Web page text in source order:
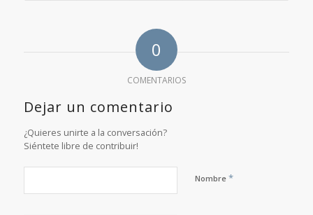
0
COMENTARIOS
Dejar un comentario
¿Quieres unirte a la conversación?
Siéntete libre de contribuir!
Nombre *